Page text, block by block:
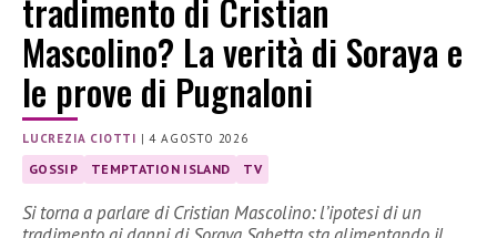
tradimento di Cristian
Mascolino? La verità di Soraya e
le prove di Pugnaloni
LUCREZIA CIOTTI |4 AGOSTO 2026
GOSSIP TEMPTATION ISLAND TV
Si torna a parlare di Cristian Mascolino: l’ipotesi di un